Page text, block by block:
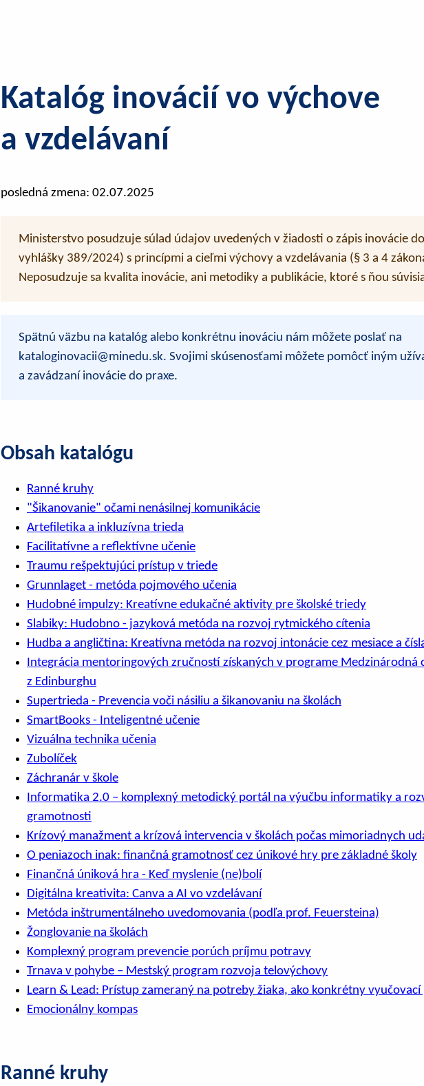
Katalóg inovácií vo výchove
a vzdelávaní
posledná zmena: 02.07.2025
Ministerstvo posudzuje súlad údajov uvedených v žiadosti o zápis inovácie
vyhlášky 389/2024) s princípmi a cieľmi výchovy a vzdelávania (§ 3 a 4
Neposudzuje sa kvalita inovácie, ani metodiky a publikácie, ktoré s ňou
Spätnú väzbu na katalóg alebo konkrétnu inováciu nám môžete poslať na
kataloginovacii@minedu.sk. Svojimi skúsenosťami môžete pomôcť iným
a zavádzaní inovácie do praxe.
Obsah katalógu
Ranné kruhy
"Šikanovanie" očami nenásilnej komunikácie
Artefiletika a inkluzívna trieda
Facilitatívne a reflektívne učenie
Traumu rešpektujúci prístup v triede
Grunnlaget - metóda pojmového učenia
Hudobné impulzy: Kreatívne edukačné aktivity pre školské triedy
Slabiky: Hudobno - jazyková metóda na rozvoj rytmického cítenia
Hudba a angličtina: Kreatívna metóda na rozvoj intonácie cez mesiace a
Integrácia mentoringových zručností získaných v programe Medzinárodná
z Edinburghu
Supertrieda - Prevencia voči násiliu a šikanovaniu na školách
SmartBooks - Inteligentné učenie
Vizuálna technika učenia
Zubolíček
Záchranár v škole
Informatika 2.0 – komplexný metodický portál na výučbu informatiky a
gramotnosti
Krízový manažment a krízová intervencia v školách počas mimoriadnych
O peniazoch inak: finančná gramotnosť cez únikové hry pre základné školy
Finančná úniková hra - Keď myslenie (ne)bolí
Digitálna kreativita: Canva a AI vo vzdelávaní
Metóda inštrumentálneho uvedomovania (podľa prof. Feuersteina)
Žonglovanie na školách
Komplexný program prevencie porúch príjmu potravy
Trnava v pohybe – Mestský program rozvoja telovýchovy
Learn & Lead: Prístup zameraný na potreby žiaka, ako konkrétny
Emocionálny kompas
Ranné kruhy